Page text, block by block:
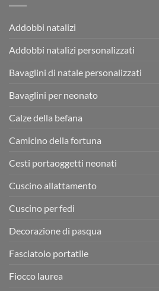
Addobbi natalizi
Addobbi natalizi personalizzati
Bavaglini di natale personalizzati
Bavaglini per neonato
Calze della befana
Camicino della fortuna
Cesti portaoggetti neonati
Cuscino allattamento
Cuscino per fedi
Decorazione di pasqua
Fasciatoio portatile
Fiocco laurea